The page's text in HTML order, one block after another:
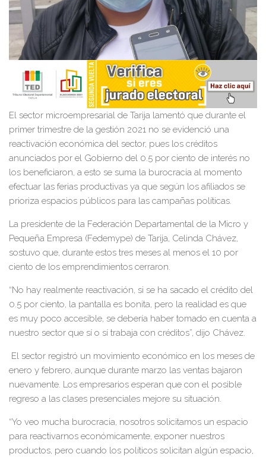
El sector microempresarial de Tarija lamentó que durante el
primer trimestre de la gestión 2021 no se evidenció una
reactivación económica del sector, pues los créditos
anunciados por el Gobierno del 0.5 por ciento de interés no
los beneficiaron, a esto se suma la burocracia al momento
efectuar las ferias productivas ya que según los afiliados se
prioriza espacios públicos para las campañas políticas.
La presidente de la Federación Departamental de la Micro y
Pequeña Empresa (Fedemype) de Tarija, Celinda Chávez,
sostuvo que, durante estos tres meses al menos el 10 por
ciento de los emprendimientos cerraron.
“No hay realmente reactivación, si se ha sacado el crédito del
0.5 por ciento, la pantalla es bonita, pero la realidad es que
es muy poco accesible, se debería haber tomado en cuenta a
nuestro sector que sí o sí trabaja con créditos”, dijo Chávez.
El sector registró un movimiento económico en los meses de
enero y febrero, aunque durante marzo las ventas bajaron
nuevamente. Los empresarios esperan que con el posible
regreso a las clases presenciales mejore su situación.
“Yo veo mucha burocracia, nosotros solicitamos un espacio
para reactivarnos económicamente, exponer nuestros
productos, pero cuando los políticos solicitan algún espacio,